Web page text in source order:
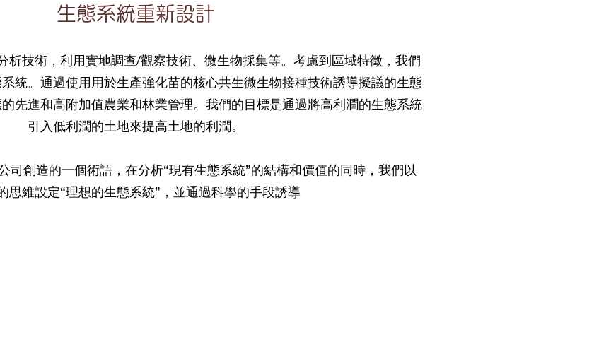
生態系統重新設計
析技術，利用實地調查/觀察技術、微生物採集等。考慮到區域特徵，我們
統。通過使用用於生產強化苗的核心共生微生物接種技術誘導擬議的生態
先進和高附加值農業和林業管理。我們的目標是通過將高利潤的生態系統
引入低利潤的土地來提高土地的利潤。
司創造的一個術語，在分析“現有生態系統”的結構和價值的同時，我們以
思維設定“理想的生態系統”，並通過科學的手段誘導